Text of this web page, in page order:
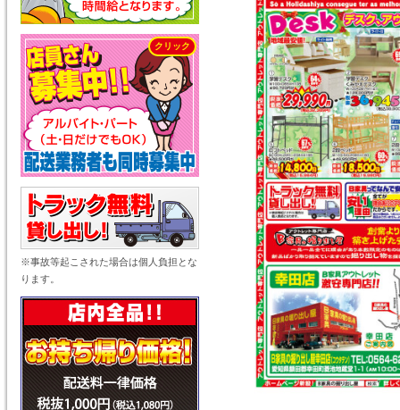
※事故等起こされた場合は個人負担とな
ります。